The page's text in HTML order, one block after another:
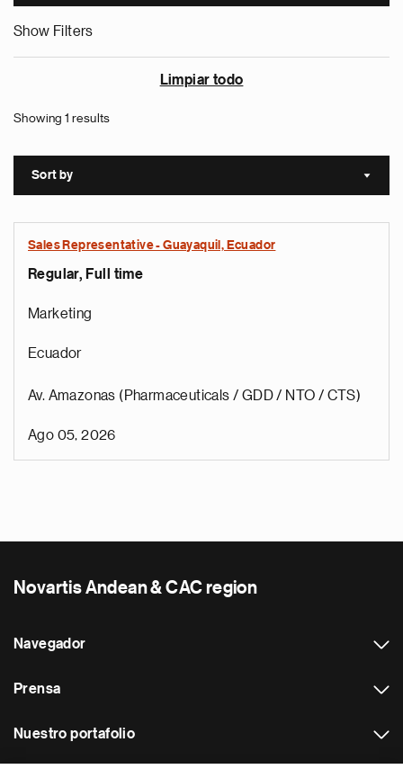
Show Filters
Limpiar todo
Showing 1 results
Sort by Sort
Sales Representative - Guayaquil, Ecuador
Regular, Full time
Marketing
Ecuador
Av. Amazonas (Pharmaceuticals / GDD / NTO / CTS)
Ago 05, 2026
Novartis Andean & CAC region
Navegador
Prensa
Nuestro portafolio